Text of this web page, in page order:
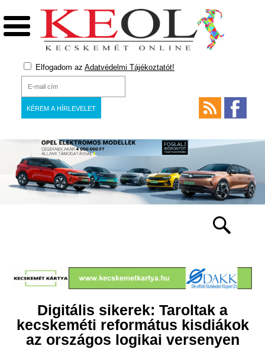
Elfogadom az Adatvédelmi Tájékoztatót!
Digitális sikerek: Taroltak a
kecskeméti református kisdiákok
az országos logikai versenyen